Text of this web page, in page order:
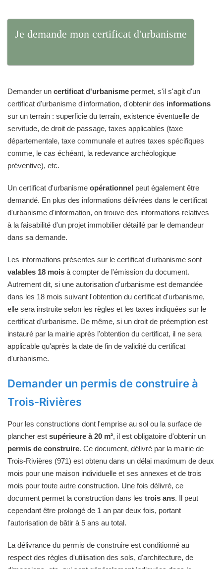
Je demande mon certificat d'urbanisme
Demander un certificat d'urbanisme permet, s'il s'agit d'un
certificat d'urbanisme d'information, d'obtenir des informations
sur un terrain : superficie du terrain, existence éventuelle de
servitude, de droit de passage, taxes applicables (taxe
départementale, taxe communale et autres taxes spécifiques
comme, le cas échéant, la redevance archéologique
préventive), etc.
Un certificat d'urbanisme opérationnel peut également être
demandé. En plus des informations délivrées dans le certificat
d'urbanisme d'information, on trouve des informations relatives
à la faisabilité d'un projet immobilier détaillé par le demandeur
dans sa demande.
Les informations présentes sur le certificat d'urbanisme sont
valables 18 mois à compter de l'émission du document.
Autrement dit, si une autorisation d'urbanisme est demandée
dans les 18 mois suivant l'obtention du certificat d'urbanisme,
elle sera instruite selon les règles et les taxes indiquées sur le
certificat d'urbanisme. De même, si un droit de préemption est
instauré par la mairie après l'obtention du certificat, il ne sera
applicable qu'après la date de fin de validité du certificat
d'urbanisme.
Demander un permis de construire à
Trois-Rivières
Pour les constructions dont l'emprise au sol ou la surface de
plancher est supérieure à 20 m², il est obligatoire d'obtenir un
permis de construire. Ce document, délivré par la mairie de
Trois-Rivières (971) est obtenu dans un délai maximum de deux
mois pour une maison individuelle et ses annexes et de trois
mois pour toute autre construction. Une fois délivré, ce
document permet la construction dans les trois ans. Il peut
cependant être prolongé de 1 an par deux fois, portant
l'autorisation de bâtir à 5 ans au total.
La délivrance du permis de construire est conditionné au
respect des règles d'utilisation des sols, d'architecture, de